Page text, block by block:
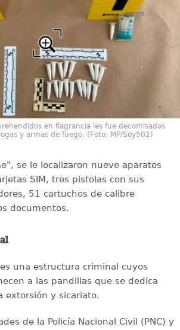
en flagrancia les fue decomisados
y armas de fuego. (Foto: MP/Soy502)
se le localizaron nueve aparatos
SIM, tres pistolas con sus
51 cartuchos de calibre
documentos.
una estructura criminal cuyos
a las pandillas que se dedica
extorsión y sicariato.
de la Policía Nacional Civil (PNC) y